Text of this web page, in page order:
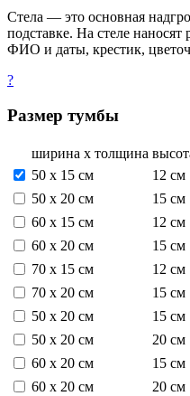
Стела — это основная
подставке. На стеле наносят
ФИО и даты, крестик,
?
Размер тумбы
ширина х толщина
50 х 15 см
12 см
50 х 20 см
15 см
60 х 15 см
12 см
60 х 20 см
15 см
70 х 15 см
12 см
70 х 20 см
15 см
50 х 20 см
15 см
50 х 20 см
20 см
60 х 20 см
15 см
60 х 20 см
20 см